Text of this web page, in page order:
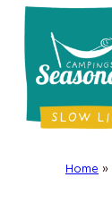
Skip
content
Home »